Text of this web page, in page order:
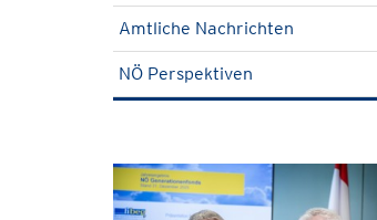
Amtliche Nachrichten
NÖ Perspektiven